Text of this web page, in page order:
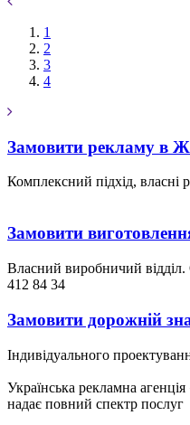
1
2
3
4
Замовити рекламу в
Комплексний підхід, власні
Замовити
Власний виробничий
412 84 34
Замовити дорожній
Індивідуального
Українська рекламна
надає повний спектр послуг